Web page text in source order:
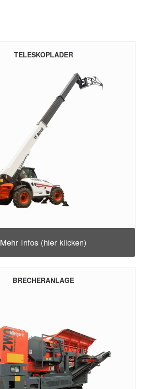
TELESKOPLADER
Mehr Infos (hier klicken)
BRECHERANLAGE